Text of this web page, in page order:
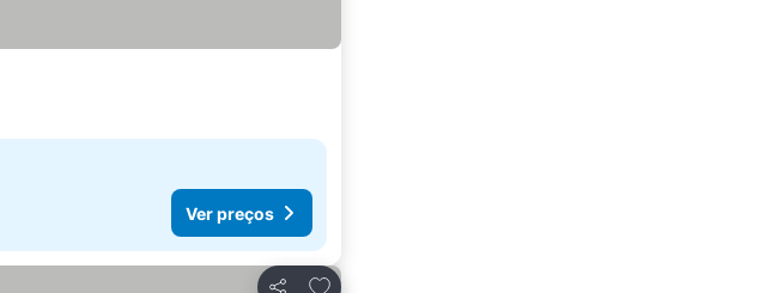
Ver preços
Adicionar aos favoritos